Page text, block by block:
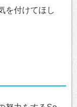
を付けてほし